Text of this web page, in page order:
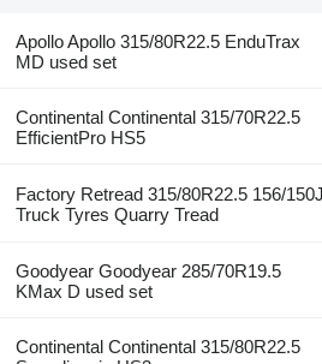
Apollo Apollo 315/80R22.5 EnduTrax
MD used set
Continental Continental 315/70R22.5
EfficientPro HS5
Factory Retread 315/80R22.5 156/150J
Truck Tyres Quarry Tread
Goodyear Goodyear 285/70R19.5
KMax D used set
Continental Continental 315/80R22.5